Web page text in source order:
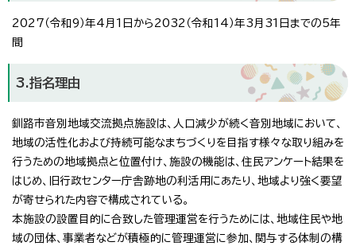
2027（令和9）年4月1日から2032（令和14）年3月31日までの5年
間
3.指名理由
釧路市音別地域交流拠点施設は、人口減少が続く音別地域において、
地域の活性化および持続可能なまちづくりを目指す様々な取り組みを
行うための地域拠点と位置付け、施設の機能は、住民アンケート結果を
はじめ、旧行政センター庁舎跡地の利活用にあたり、地域より強く要望
が寄せられた内容で構成されている。
本施設の設置目的に合致した管理運営を行うためには、地域住民や地
域の団体、事業者などが積極的に管理運営に参加、関与する体制の構